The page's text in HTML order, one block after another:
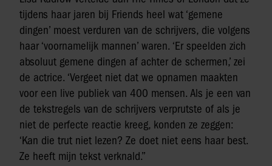
tijdens haar jaren bij Friends heel wat ‘gemene
dingen’ moest verduren van de schrijvers, die volgens
haar ‘voornamelijk mannen’ waren. ‘Er speelden zich
absoluut gemene dingen af achter de schermen,’ zei
de actrice. ‘Vergeet niet dat we opnamen maakten
voor een live publiek van 400 mensen. Als je een van
de tekstregels van de schrijvers verprutste of als je
niet de perfecte reactie kreeg, konden ze zeggen:
‘Kan die trut niet lezen? Ze doet niet eens haar best.
Ze heeft mijn tekst verknald.’’